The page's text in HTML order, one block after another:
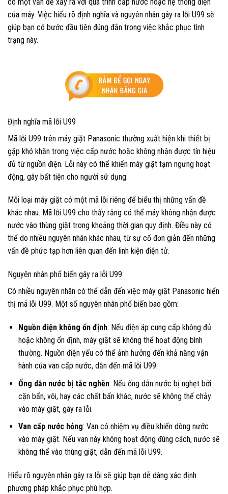
của máy. Việc hiểu rõ định nghĩa và nguyên nhân gây ra lỗi U99 sẽ
giúp bạn có bước đầu tiên đúng đắn trong việc khắc phục tình
trạng này.
Định nghĩa mã lỗi U99
Mã lỗi U99 trên máy giặt Panasonic thường xuất hiện khi thiết bị
gặp khó khăn trong việc cấp nước hoặc không nhận được tín hiệu
đủ từ nguồn điện. Lỗi này có thể khiến máy giặt tạm ngưng hoạt
động, gây bất tiện cho người sử dụng.
Mỗi loại máy giặt có một mã lỗi riêng để biểu thị những vấn đề
khác nhau. Mã lỗi U99 cho thấy rằng có thể máy không nhận được
nước vào thùng giặt trong khoảng thời gian quy định. Điều này có
thể do nhiều nguyên nhân khác nhau, từ sự cố đơn giản đến những
vấn đề phức tạp hơn liên quan đến linh kiện điện tử.
Nguyên nhân phổ biến gây ra lỗi U99
Có nhiều nguyên nhân có thể dẫn đến việc máy giặt Panasonic hiển
thị mã lỗi U99. Một số nguyên nhân phổ biến bao gồm:
Nguồn điện không ổn định: Nếu điện áp cung cấp không đủ
hoặc không ổn định, máy giặt sẽ không thể hoạt động bình
thường. Nguồn điện yếu có thể ảnh hưởng đến khả năng vận
hành của van cấp nước, dẫn đến mã lỗi U99.
Ống dẫn nước bị tắc nghẽn: Nếu ống dẫn nước bị nghẹt bởi
cặn bẩn, vôi, hay các chất bẩn khác, nước sẽ không thể chảy
vào máy giặt, gây ra lỗi.
Van cấp nước hỏng: Van có nhiệm vụ điều khiển dòng nước
vào máy giặt. Nếu van này không hoạt động đúng cách, nước sẽ
không thể vào thùng giặt, dẫn đến mã lỗi U99.
Hiểu rõ nguyên nhân gây ra lỗi sẽ giúp bạn dễ dàng xác định
phương pháp khắc phục phù hợp.